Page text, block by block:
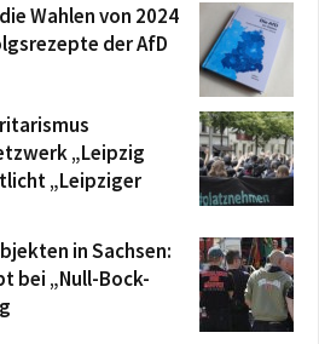
Wahlen von 2024
der AfD
„Leipzig
„Leipziger
in Sachsen:
bei „Null-Bock-